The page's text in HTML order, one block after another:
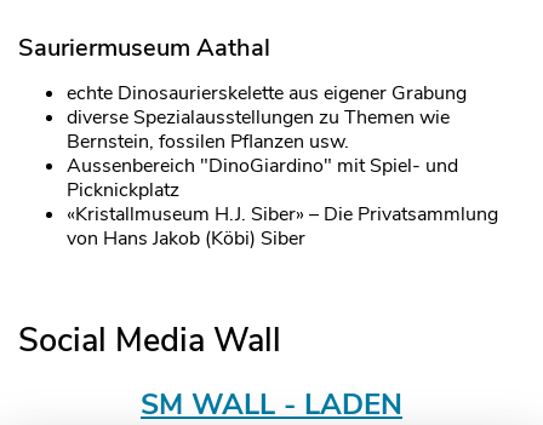
Sauriermuseum Aathal
echte Dinosaurierskelette aus eigener Grabung
diverse Spezialausstellungen zu Themen wie
Bernstein, fossilen Pflanzen usw.
Aussenbereich "DinoGiardino" mit Spiel- und
Picknickplatz
«Kristallmuseum H.J. Siber» – Die Privatsammlung
von Hans Jakob (Köbi) Siber
Social Media Wall
SM WALL - LADEN